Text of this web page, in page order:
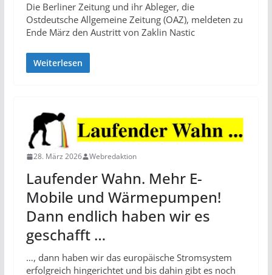
Die Berliner Zeitung und ihr Ableger, die
Ostdeutsche Allgemeine Zeitung (OAZ), meldeten zu
Ende März den Austritt von Zaklin Nastic
Weiterlesen
28. März 2026 Webredaktion
Laufender Wahn. Mehr E-
Mobile und Wärmepumpen!
Dann endlich haben wir es
geschafft …
…, dann haben wir das europäische Stromsystem
erfolgreich hingerichtet und bis dahin gibt es noch